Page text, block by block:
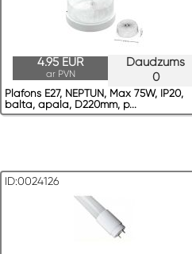
Daudzums
0
4.95 EUR
ar PVN
Plafons E27, NEPTUN, Max 75W, IP20,
balta, apaļa, D220mm, p...
ID:0024126